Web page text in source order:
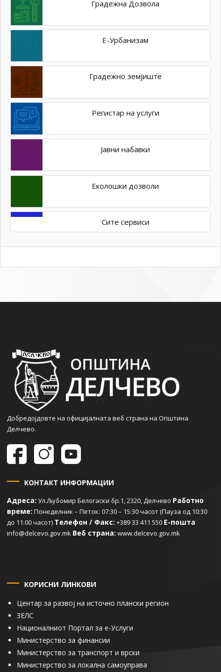
Градежна Дозвола
Е-Урбанизам
Градежно земјиште
Регистар на услуги
Јавни набавки
Еколошки дозволи
Сите сервиси
Добредојдовте на официјалната веб страна на Општина
Делчево.
КОНТАКТ ИНФОРМАЦИИ
Адреса: Ул.Љубомир Белогаски бр.1, 2320, Делчево Работно
време: Понеделник – Петок: 07:30 – 15:30 часот (Пауза од 10:30
до 11:00 часот) Телефон / Факс: +389 33 411 550 Е-пошта
info@delcevo.gov.mk Веб страна: www.delcevo.gov.mk
КОРИСНИ ЛИНКОВИ
Центар за развој на источно плански регион
ЗЕЛС
Националниот Портал за е-Услуги
Министерство за финансии
Министерство за транспорт и врски
Министерство за локална самоуправа